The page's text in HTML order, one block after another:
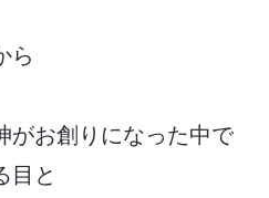
ら
がお創りになった中で
目と